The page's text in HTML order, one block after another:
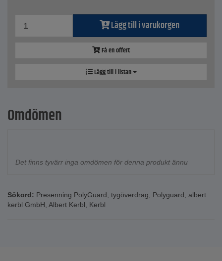
Lägg till i varukorgen
Få en offert
Lägg till i listan
Omdömen
Det finns tyvärr inga omdömen för denna produkt ännu
Sökord: Presenning PolyGuard, tygöverdrag, Polyguard, albert
kerbl GmbH, Albert Kerbl, Kerbl